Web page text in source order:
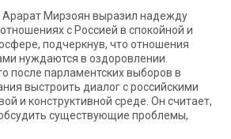
Мирзоян выразил надежду
с Россией в спокойной и
подчеркнув, что отношения
нуждаются в оздоровлении.
после парламентских выборов в
выстроить диалог с российскими
и конструктивной среде. Он считает,
существующие проблемы,